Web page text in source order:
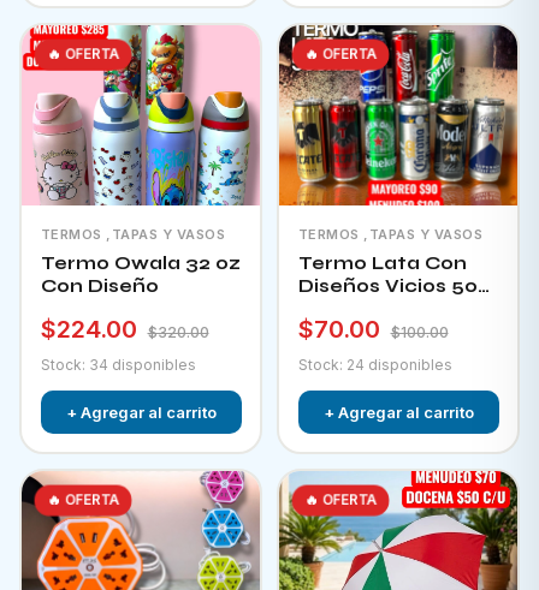
🔥 OFERTA
TERMOS ,TAPAS Y VASOS
Termo Owala 32 oz
Con Diseño
$224.00
$320.00
Stock: 34 disponibles
+ Agregar al carrito
🔥 OFERTA
TERMOS ,TAPAS Y VASOS
Termo Lata Con
Diseños Vicios 500
$70.00
$100.00
Stock: 24 disponibles
+ Agregar al carrito
🔥 OFERTA 🔥 OFERTA